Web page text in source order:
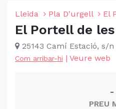
Lleida Pla D'urgell El
El Portell de les
25143 Camí Estació, s/n
Com arribar-hi | Veure web
-
PREU